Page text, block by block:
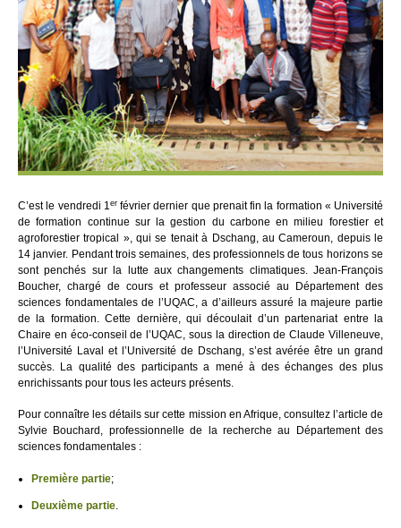
C’est le vendredi 1erfévrier dernier que prenait fin la formation « Université
de formation continue sur la gestion du carbone en milieu forestier et
agroforestier tropical », qui se tenait à Dschang, au Cameroun, depuis le
14 janvier. Pendant trois semaines, des professionnels de tous horizons se
sont penchés sur la lutte aux changements climatiques. Jean-François
Boucher, chargé de cours et professeur associé au Département des
sciences fondamentales de l’UQAC, a d’ailleurs assuré la majeure partie
de la formation. Cette dernière, qui découlait d’un partenariat entre la
Chaire en éco-conseil de l’UQAC, sous la direction de Claude Villeneuve,
l’Université Laval et l’Université de Dschang, s’est avérée être un grand
succès. La qualité des participants a mené à des échanges des plus
enrichissants pour tous les acteurs présents.
Pour connaître les détails sur cette mission en Afrique, consultez l’article de
Sylvie Bouchard, professionnelle de la recherche au Département des
sciences fondamentales :
Première partie;
Deuxième partie.